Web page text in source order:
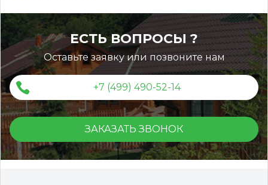
ЕСТЬ ВОПРОСЫ ?
Оставьте заявку или позвоните нам
+7 (499) 490-52-14
ЗАКАЗАТЬ ЗВОНОК